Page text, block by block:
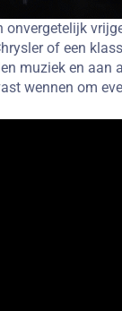
onvergetelijk
of een
muziek en aan
wennen om